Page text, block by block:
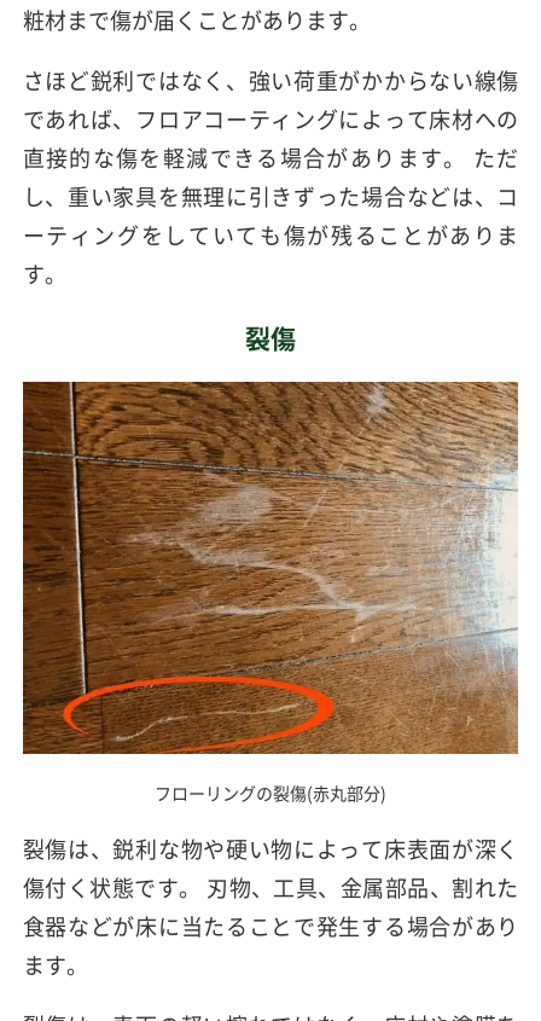
粧材まで傷が届くことがあります。
さほど鋭利ではなく、強い荷重がかからない線傷
であれば、フロアコーティングによって床材への
直接的な傷を軽減できる場合があります。 ただ
し、重い家具を無理に引きずった場合などは、コ
ーティングをしていても傷が残ることがありま
す。
裂傷
フローリングの裂傷(赤丸部分)
裂傷は、鋭利な物や硬い物によって床表面が深く
傷付く状態です。 刃物、工具、金属部品、割れた
食器などが床に当たることで発生する場合があり
ます。